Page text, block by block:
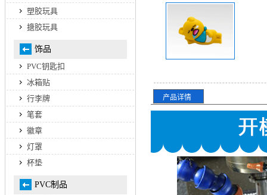
产品详情
塑胶玩具
搪胶玩具
饰品
PVC钥匙扣
冰箱贴
行李牌
笔套
徽章
灯罩
杯垫
PVC制品